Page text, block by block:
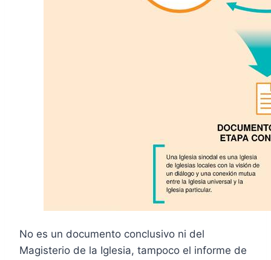
No es un documento conclusivo ni del
Magisterio de la Iglesia, tampoco el informe de